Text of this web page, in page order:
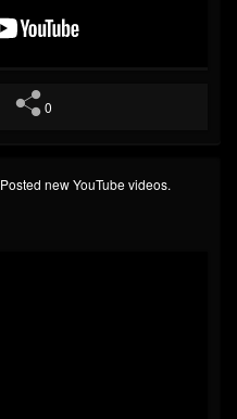
0
Posted new YouTube videos.